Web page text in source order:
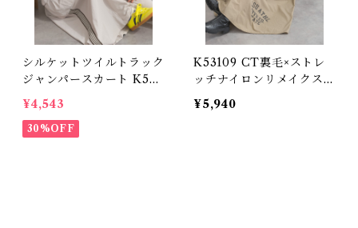
シルケットツイルトラック
ジャンパースカート K520
76 【restock】 (残りわず
か)
¥4,543
30%OFF
K53109 CT裏毛×ストレ
ッチナイロンリメイクスエ
ットワンピース / CT Lin
ed × Stretch Nylon Re
¥5,940